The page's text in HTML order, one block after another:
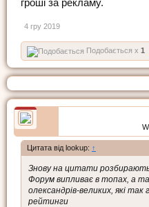
гроші за рекламу.
4 гру 2019
Подобається x 1
Цитата від lookup: ↑
Знову на цитати
Форум випливає в топах, а
олександрів-великих, які
рейтинги